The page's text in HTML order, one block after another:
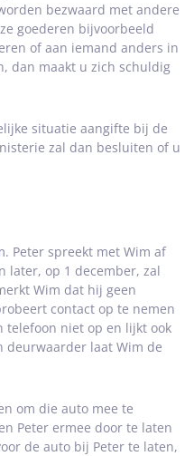
bezwaard met andere
goederen bijvoorbeeld
of aan iemand anders in
dan maakt u zich schuldig
situatie aangifte bij de
zal dan besluiten of u
Peter spreekt met Wim af
later, op 1 december, zal
Wim dat hij geen
contact op te nemen
telefoon niet op en lijkt ook
deurwaarder laat Wim de
om die auto mee te
Peter ermee door te laten
de auto bij Peter te laten,